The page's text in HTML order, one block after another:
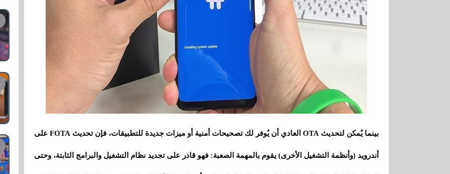
بينما يُمكن لتحديث OTA العادي أن يُوفر لك تصحيحات أمنية أو ميزات جديدة للتطبيقات، فإن تحديث FOTA على
أندرويد (وأنظمة التشغيل الأخرى) يقوم بالمهمة الصعبة: فهو قادر على تجديد نظام التشغيل والبرامج الثابتة، وحتى